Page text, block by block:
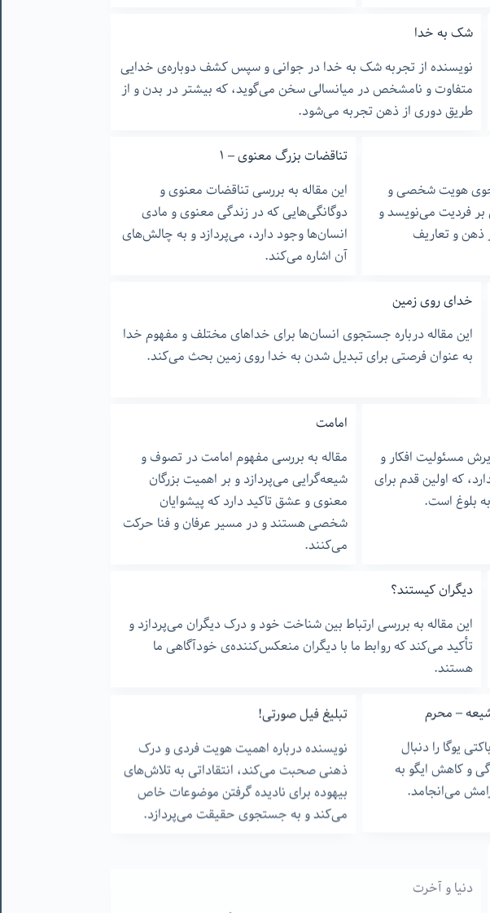
شک به خدا
نویسنده از تجربه شک به خدا در جوانی و سپس کشف دوباره‌ی خدایی
متفاوت و نامشخص در میانسالی سخن می‌گوید، که بیشتر در بدن و از
طریق دوری از ذهن تجربه می‌شود.
هویت شخصی و
بر فردیت می‌نویسد و
ذهن و تعاریف
تناقضات بزرگ معنوی – ۱
این مقاله به بررسی تناقضات معنوی و
دوگانگی‌هایی که در زندگی معنوی و مادی
انسان‌ها وجود دارد، می‌پردازد و به چالش‌های
آن اشاره می‌کند.
خدای روی زمین
این مقاله درباره جستجوی انسان‌ها برای خداهای مختلف و مفهوم خدا
به عنوان فرصتی برای تبدیل شدن به خدا روی زمین بحث می‌کند.
مسئولیت افکار و
که اولین قدم برای
بلوغ است.
امامت
مقاله به بررسی مفهوم امامت در تصوف و
شیعه‌گرایی می‌پردازد و بر اهمیت بزرگان
معنوی و عشق تاکید دارد که پیشوایان
شخصی هستند و در مسیر عرفان و فنا حرکت
می‌کنند.
دیگران کیستند؟
این مقاله به بررسی ارتباط بین شناخت خود و درک دیگران می‌پردازد و
تأکید می‌کند که روابط ما با دیگران منعکس‌کننده‌ی خودآگاهی ما
هستند.
– محرم
یوگا را دنبال
و کاهش ایگو به
می‌انجامد.
تبلیغ فیل صورتی!
نویسنده درباره اهمیت هویت فردی و درک
ذهنی صحبت می‌کند، انتقاداتی به تلاش‌های
بیهوده برای نادیده گرفتن موضوعات خاص
می‌کند و به جستجوی حقیقت می‌پردازد.
مقاله به بررسی مفهوم دنیا و آخرت می‌پردازد و تأکید می‌کند که آخرت